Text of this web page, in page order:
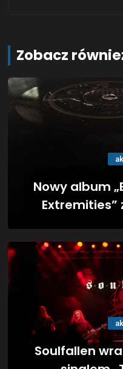
Zobacz
Nowy album
Extremities”
Soulfallen